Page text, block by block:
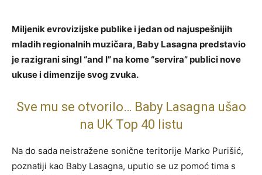
Miljenik evrovizijske publike i jedan od najuspešnijih
mladih regionalnih muzičara, Baby Lasagna predstavio
je razigrani singl “and I” na kome “servira” publici nove
ukuse i dimenzije svog zvuka.
Sve mu se otvorilo… Baby Lasagna ušao
na UK Top 40 listu
Na do sada neistražene sonične teritorije Marko Purišić,
poznatiji kao Baby Lasagna, uputio se uz pomoć tima s